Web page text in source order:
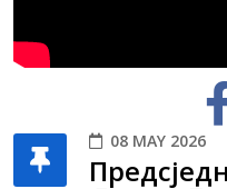
08 MAY 2026